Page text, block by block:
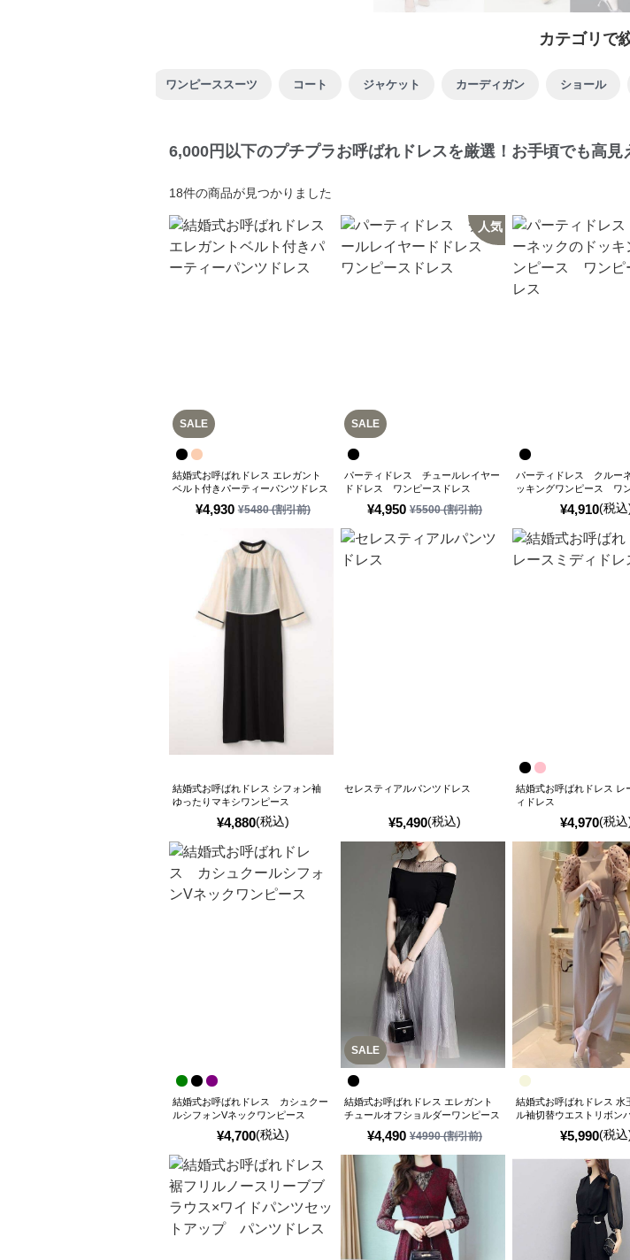
カテゴリで
ワンピーススーツ コート ジャケット カーディガン ショール
6,000円以下のプチプラお呼ばれドレスを厳選！お手頃でも高
18件の商品が見つかりました
SALE
¥4,930 ¥5480(割引前)
結婚式お呼ばれドレス エレガント
ベルト付きパーティーパンツドレス
SALE
人気
¥4,950 ¥5500(割引前)
パーティドレス チュールレイヤー
ドドレス ワンピースドレス
¥4,910(税込
パーティドレス クルー
ッキングワンピース ワ
¥4,880(税込)
結婚式お呼ばれドレス シフォン袖
ゆったりマキシワンピース
¥5,490(税込)
セレスティアルパンツドレス
¥4,970(税込
結婚式お呼ばれドレス レ
ィドレス
¥4,700(税込)
結婚式お呼ばれドレス カシュクー
ルシフォンVネックワンピース
SALE
¥4,490 ¥4990(割引前)
結婚式お呼ばれドレス エレガント
チュールオフショルダーワンピース
¥5,990(税込
結婚式お呼ばれドレス 水
ル袖切替ウエストリボン